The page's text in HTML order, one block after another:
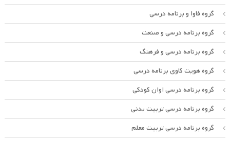
گروه فاوا و برنامه درسی
گروه برنامه درسی و صنعت
گروه برنامه درسی و فرهنگ
گروه هویت کاوی برنامه درسی
گروه برنامه درسی اوان کودکی
گروه برنامه درسی تربیت بدنی
گروه برنامه درسی تربیت معلم